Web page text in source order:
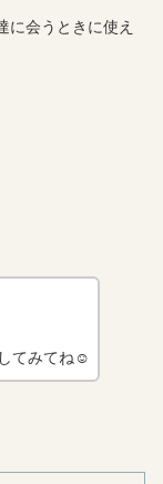
に会うときに使え
てみてね☺